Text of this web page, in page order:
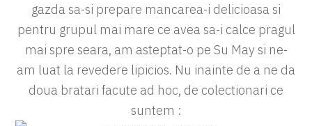
gazda sa-si prepare mancarea-i delicioasa si
pentru grupul mai mare ce avea sa-i calce pragul
mai spre seara, am asteptat-o pe Su May si ne-
am luat la revedere lipicios. Nu inainte de a ne da
doua bratari facute ad hoc, de colectionari ce
suntem :